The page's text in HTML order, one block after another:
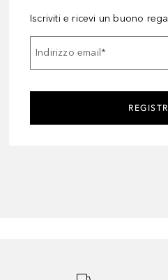
Iscriviti e ricevi un buono
Indirizzo email*